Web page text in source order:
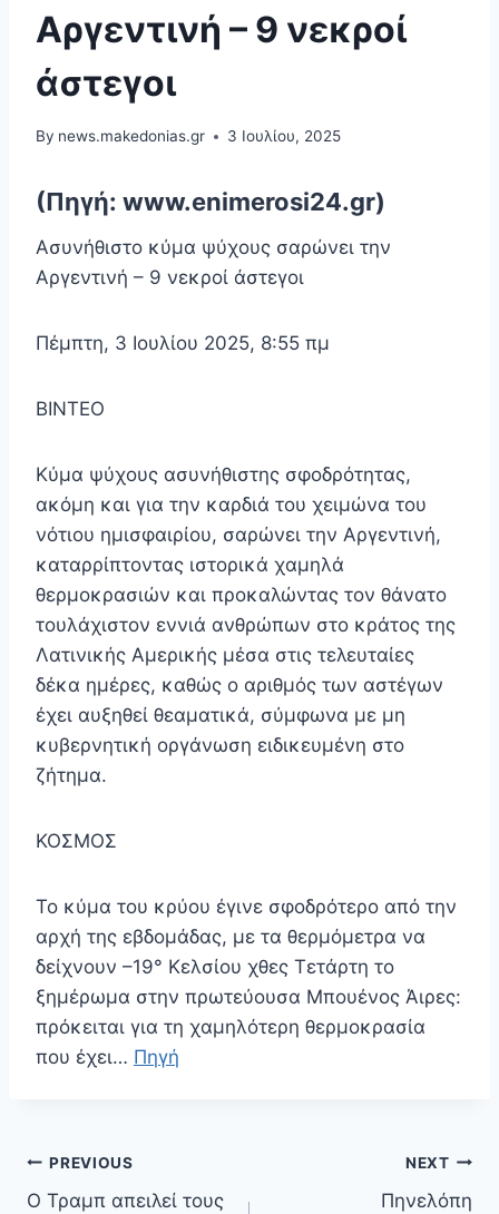
Αργεντινή – 9 νεκροί
άστεγοι
By news.makedonias.gr 3 Ιουλίου, 2025
(Πηγή: www.enimerosi24.gr)
Ασυνήθιστο κύμα ψύχους σαρώνει την
Αργεντινή – 9 νεκροί άστεγοι
Πέμπτη, 3 Ιουλίου 2025, 8:55 πμ
ΒΙΝΤΕΟ
Κύμα ψύχους ασυνήθιστης σφοδρότητας,
ακόμη και για την καρδιά του χειμώνα του
νότιου ημισφαιρίου, σαρώνει την Αργεντινή,
καταρρίπτοντας ιστορικά χαμηλά
θερμοκρασιών και προκαλώντας τον θάνατο
τουλάχιστον εννιά ανθρώπων στο κράτος της
Λατινικής Αμερικής μέσα στις τελευταίες
δέκα ημέρες, καθώς ο αριθμός των αστέγων
έχει αυξηθεί θεαματικά, σύμφωνα με μη
κυβερνητική οργάνωση ειδικευμένη στο
ζήτημα.
ΚΟΣΜΟΣ
Το κύμα του κρύου έγινε σφοδρότερο από την
αρχή της εβδομάδας, με τα θερμόμετρα να
δείχνουν –19° Κελσίου χθες Τετάρτη το
ξημέρωμα στην πρωτεύουσα Μπουένος Άιρες:
πρόκειται για τη χαμηλότερη θερμοκρασία
που έχει… Πηγή
Πλοήγηση
άρθρων
PREVIOUS
Ο Τραμπ απειλεί τους
NEXT
Πηνελόπη